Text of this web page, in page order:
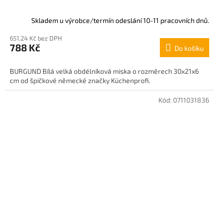
Skladem u výrobce/termín odeslání 10-11 pracovních dnů.
651,24 Kč bez DPH
788 Kč Do košíku
BURGUND Bílá velká obdélníková miska o rozměrech 30x21x6
cm od špičkové německé značky Küchenprofi.
Kód: 0711031836